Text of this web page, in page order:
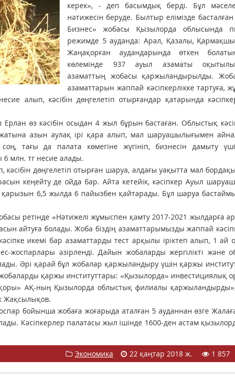
керек», - деп басымдық берді. Бұл
нәтижесін беруде. Былтыр елімізде
Бизнес» жобасы Қызылорда облысында
режимде 5 ауданда: Арал, Қазалы,
Жаңақорған аудандарында өткен
көлемінде 937 ауыл азаматы
азаматтың жобасы қаржыландырылды.
азаматтарын жаппай кәсіпкерлікке тартуға,
алып, кәсібін дөңгелетіп отырғандар қатарында
өз кәсібін осыдан 4 жыл бұрын бастаған. Облыстық
азын аулақ ірі қара алып, мал шаруашылығымен
тағы да палата көмегіне жүгініп, бизнесін дамыту
млн. тг несие алады.
дөңгелетіп отырған шаруа, алдағы уақытта мал
кеңейту де ойда бар. Айта кетейік, кәсіпкер Ауыл
қарызын 6,5 жылда 6 пайызбен қайтарады. Бұл шаруа
ретінде «Нәтижелі жұмыспен қамту 2017-2021 жылдарға
айтуға болады. Жоба біздің азаматтарымызды жаппай
икемі бар азаматтарды тест арқылы іріктеп алып, 1 ай
жоспарлары әзірленді. Дайын жобаларды жергілікті және
Әрі қарай бұл жобалар қаржыландыру үшін қаржы
қаржы институттары: «Қызылорда» инвестициялық
АҚ-ның Қызылорда облыстық филиалы
Жақсылықов.
бойынша жобаға жоғарыда аталған 5 ауданнан өзге
Кәсіпкерлер палатасы жыл ішінде 1600-ден астам
Экономика
22 қаңтар 2018 ж. 1 857